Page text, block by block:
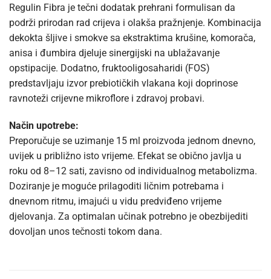
Regulin Fibra je tečni dodatak prehrani formulisan da
podrži prirodan rad crijeva i olakša pražnjenje. Kombinacija
dekokta šljive i smokve sa ekstraktima krušine, komorača,
anisa i đumbira djeluje sinergijski na ublažavanje
opstipacije. Dodatno, fruktooligosaharidi (FOS)
predstavljaju izvor prebiotičkih vlakana koji doprinose
ravnoteži crijevne mikroflore i zdravoj probavi.
Način upotrebe:
Preporučuje se uzimanje 15 ml proizvoda jednom dnevno,
uvijek u približno isto vrijeme. Efekat se obično javlja u
roku od 8–12 sati, zavisno od individualnog metabolizma.
Doziranje je moguće prilagoditi ličnim potrebama i
dnevnom ritmu, imajući u vidu predviđeno vrijeme
djelovanja. Za optimalan učinak potrebno je obezbijediti
dovoljan unos tečnosti tokom dana.